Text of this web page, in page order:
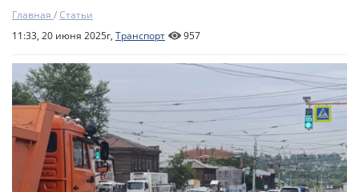
Главная /Статьи
11:33, 20 июня 2025г, Транспорт 957